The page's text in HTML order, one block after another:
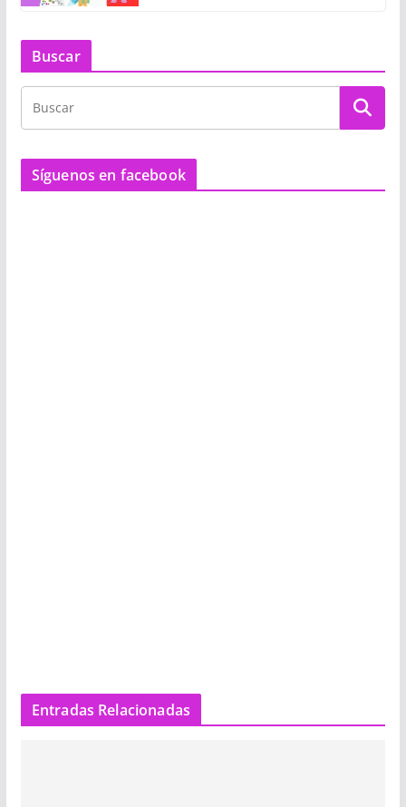
Buscar
Síguenos en facebook
Entradas Relacionadas